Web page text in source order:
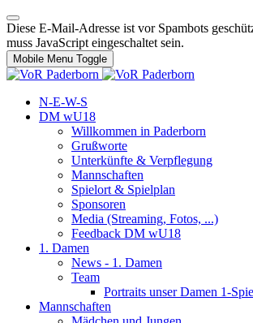
Diese E-Mail-Adresse ist vor Spambots
muss JavaScript eingeschaltet sein.
Mobile Menu Toggle
N-E-W-S
DM wU18
Willkommen in Paderborn
Grußworte
Unterkünfte & Verpflegung
Mannschaften
Spielort & Spielplan
Sponsoren
Media (Streaming, Fotos, ...)
Feedback DM wU18
1. Damen
News - 1. Damen
Team
Portraits unser Damen 1-
Mannschaften